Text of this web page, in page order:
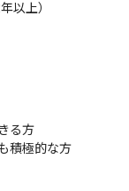
ニーズも増えてき
次第で、早期か
ジしたい」「独
、テックリードエ
考え、実現させる
以上）
る方
積極的な方